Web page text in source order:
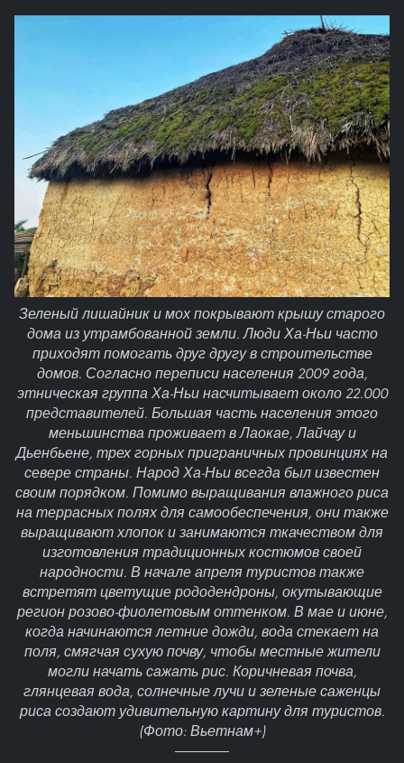
Зеленый лишайник и мох покрывают крышу старого
дома из утрамбованной земли. Люди Ха-Ньи часто
приходят помогать друг другу в строительстве
домов. Согласно переписи населения 2009 года,
этническая группа Ха-Ньи насчитывает около 22.000
представителей. Большая часть населения этого
меньшинства проживает в Лаокае, Лайчау и
Дьенбьене, трех горных приграничных провинциях на
севере страны. Народ Ха-Ньи всегда был известен
своим порядком. Помимо выращивания влажного риса
на террасных полях для самообеспечения, они также
выращивают хлопок и занимаются ткачеством для
изготовления традиционных костюмов своей
народности. В начале апреля туристов также
встретят цветущие рододендроны, окутывающие
регион розово-фиолетовым оттенком. В мае и июне,
когда начинаются летние дожди, вода стекает на
поля, смягчая сухую почву, чтобы местные жители
могли начать сажать рис. Коричневая почва,
глянцевая вода, солнечные лучи и зеленые саженцы
риса создают удивительную картину для туристов.
(Фото: Вьетнам+)